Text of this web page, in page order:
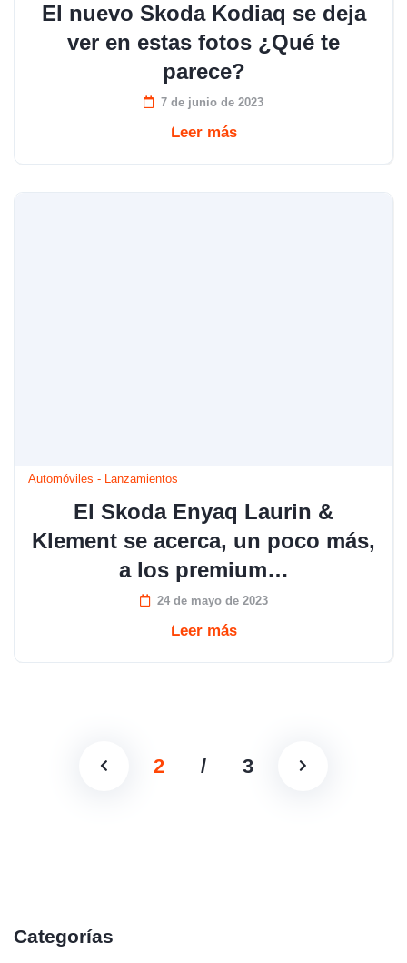
El nuevo Skoda Kodiaq se deja
ver en estas fotos ¿Qué te
parece?
7 de junio de 2023
Leer más
Automóviles - Lanzamientos
El Skoda Enyaq Laurin &
Klement se acerca, un poco más,
a los premium…
24 de mayo de 2023
Leer más
2 / 3
Categorías